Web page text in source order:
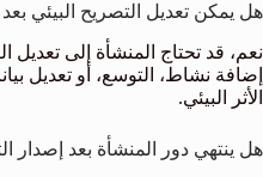
هل يمكن تعديل التصريح البيئي
نعم، قد تحتاج المنشأة إلى تعديل
إضافة نشاط، التوسع، أو تعديل
الأثر البيئي.
هل ينتهي دور المنشأة بعد إصدار